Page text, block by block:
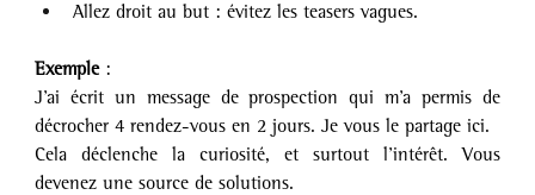
Allez droit au but : évitez les teasers vagues.
Exemple :
J’ai écrit un message de prospection qui m’a permis de
décrocher 4 rendez-vous en 2 jours. Je vous le partage ici.
Cela déclenche la curiosité, et surtout l’intérêt. Vous
devenez une source de solutions.